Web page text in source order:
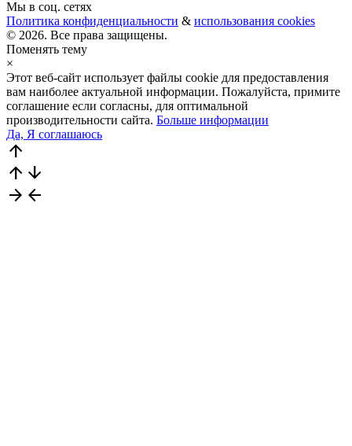
Мы в соц. сетях
Политика конфиденциальности & использования cookies
© 2026. Все права защищены.
Поменять тему
×
Этот веб-сайт использует файлы cookie для предоставления
вам наиболее актуальной информации. Пожалуйста, примите
соглашение если согласны, для оптимальной
производительности сайта. Больше информации
Да, Я соглашаюсь
arrow_upward
arrow_upward arrow_downward
arrow_forward arrow_back